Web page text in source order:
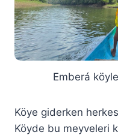
Emberá
Köye giderken
Köyde bu meyveleri